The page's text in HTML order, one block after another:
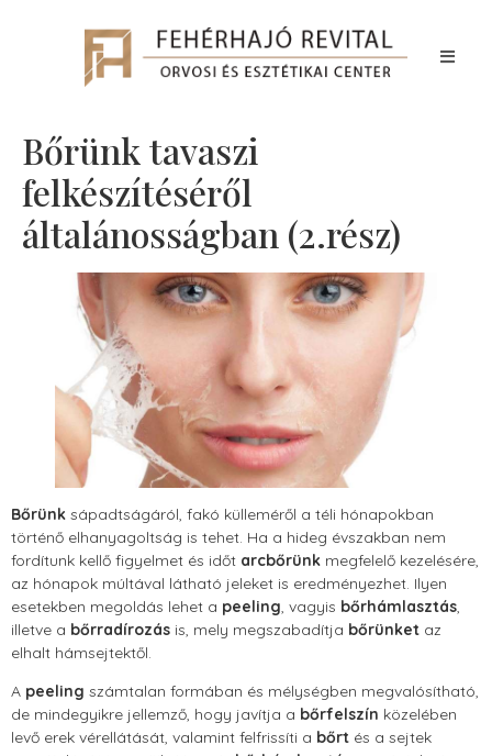
Bőrünk tavaszi
felkészítéséről
általánosságban (2.rész)
Bőrünk sápadtságáról, fakó külleméről a téli hónapokban
történő elhanyagoltság is tehet. Ha a hideg évszakban nem
fordítunk kellő figyelmet és időt arcbőrünk megfelelő kezelésére,
az hónapok múltával látható jeleket is eredményezhet. Ilyen
esetekben megoldás lehet a peeling, vagyis bőrhámlasztás,
illetve a bőrradírozás is, mely megszabadítja bőrünket az
elhalt hámsejtektől.
A peeling számtalan formában és mélységben megvalósítható,
de mindegyikre jellemző, hogy javítja a bőrfelszín közelében
levő erek vérellátását, valamint felfrissíti a bőrt és a sejtek